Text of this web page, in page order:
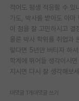
적어도 평생 적응할 수 있
가도, 박사를 받아도 아마
이 점을 잘 고민하시고 결
물론 박사 학위를 취업과
렇다면 5년만 버티자 하셔
학계에 뛰어들 생각이시
지시면 다시 잘 생각해보세
대댓글 1개 대댓글 쓰기